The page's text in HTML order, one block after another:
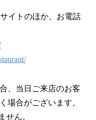
イトのほか、お電話
、当日ご来店のお客
場合がございます。
せん。